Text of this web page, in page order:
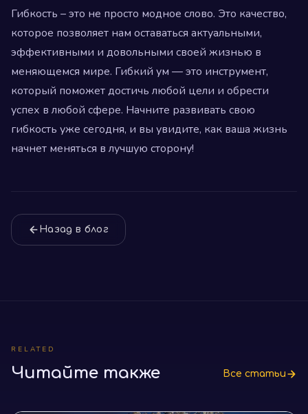
Гибкость – это не просто модное слово. Это качество,
которое позволяет нам оставаться актуальными,
эффективными и довольными своей жизнью в
меняющемся мире. Гибкий ум — это инструмент,
который поможет достичь любой цели и обрести
успех в любой сфере. Начните развивать свою
гибкость уже сегодня, и вы увидите, как ваша жизнь
начнет меняться в лучшую сторону!
Назад в блог
RELATED
Читайте также Все статьи